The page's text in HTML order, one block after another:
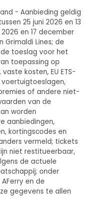
- Aanbieding geldig
25 juni 2026 en 13
en 17 december
Lines; de
toeslag voor het
toepassing op
kosten, EU ETS-
of andere niet-
van de
worden
aanbiedingen,
kortingscodes en
vermeld; tickets
niet restitueerbaar,
de actuele
onder
en de
gegevens te allen